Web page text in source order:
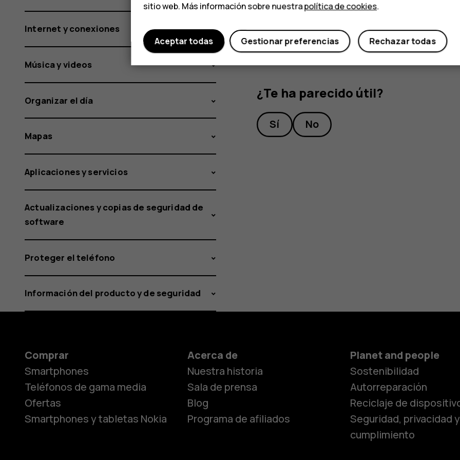
CambieCopia de seguridad a Google Drive
¿Te ha parecido útil?
Sí No
Internet y conexiones
Música y videos
Organizar el día
Mapas
Aplicaciones y servicios
Actualizaciones y copias de seguridad de
software
Proteger el teléfono
Información del producto y de seguridad
Comprar
Smartphones
Teléfonos de gama media
Ofertas
Smartphones y tabletas Nokia
Acerca de
Nuestra historia
Sala de prensa
Blog
Programa de afiliados
Planet and people
Sostenibilidad
Autorreparación
Reciclaje de
Seguridad, privacidad y
cumplimiento
sitio web. Más información sobre nuestrapolítica de cookies.
Rechazar todas
Gestionar preferencias
Aceptar todas